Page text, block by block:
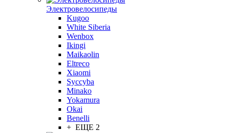
Электровелосипеды
Kugoo
White Siberia
Wenbox
Ikingi
Maikaolin
Eltreco
Xiaomi
Syccyba
Minako
Yokamura
Okai
Benelli
+ ЕЩЕ 2